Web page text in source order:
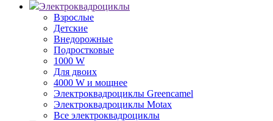
Электроквадроциклы
Взрослые
Детские
Внедорожные
Подростковые
1000 W
Для двоих
4000 W и мощнее
Электроквадроциклы Greencamel
Электроквадроциклы Motax
Все электроквадроциклы